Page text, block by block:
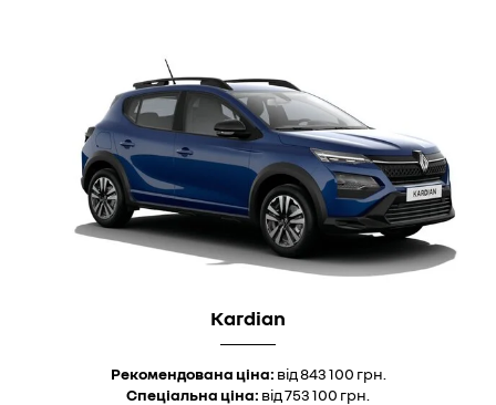
Kardian
Рекомендована ціна: від 843 100 грн.
Спеціальна ціна: від 753 100 грн.